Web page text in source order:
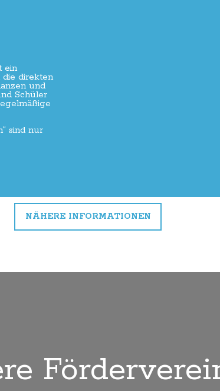
ein
die direkten
und
Schüler
sind nur
NÄHERE INFORMATIONEN